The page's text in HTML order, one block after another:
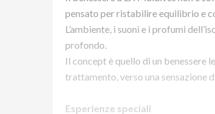
pensato per ristabilire equilibrio e
L’ambiente, i suoni e i profumi
profondo.
Il concept è quello di un benessere
trattamento, verso una sensazione
Esperienze speciali